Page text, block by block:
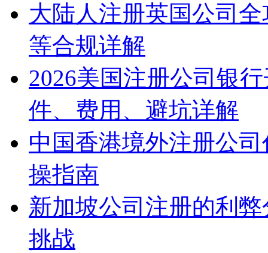
大陆人注册英国公司
等合规详解
2026美国注册公司银
件、费用、避坑详解
中国香港境外注册公
操指南
新加坡公司注册的利
挑战